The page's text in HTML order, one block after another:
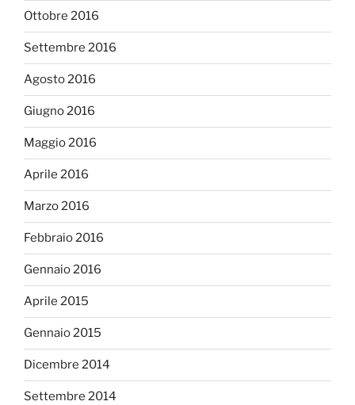
Ottobre 2016
Settembre 2016
Agosto 2016
Giugno 2016
Maggio 2016
Aprile 2016
Marzo 2016
Febbraio 2016
Gennaio 2016
Aprile 2015
Gennaio 2015
Dicembre 2014
Settembre 2014